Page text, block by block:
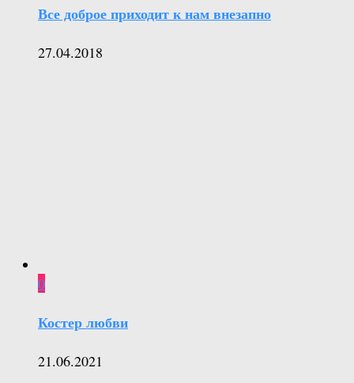
Все доброе приходит к нам внезапно
27.04.2018
0
Костер любви
21.06.2021